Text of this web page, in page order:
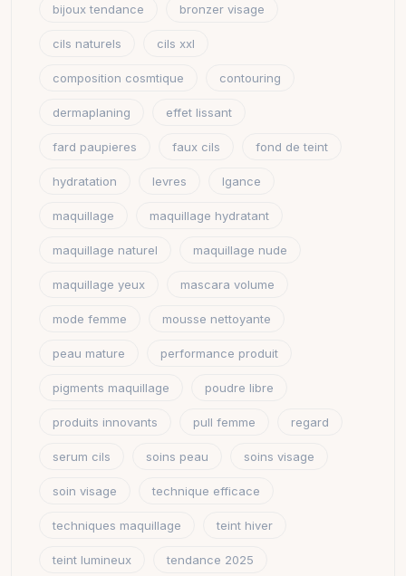
bijoux tendance bronzer visage
cils naturels cils xxl
composition cosmtique contouring
dermaplaning effet lissant
fard paupieres faux cils fond de teint
hydratation levres lgance
maquillage maquillage hydratant
maquillage naturel maquillage nude
maquillage yeux mascara volume
mode femme mousse nettoyante
peau mature performance produit
pigments maquillage poudre libre
produits innovants pull femme regard
serum cils soins peau soins visage
soin visage technique efficace
techniques maquillage teint hiver
teint lumineux tendance 2025